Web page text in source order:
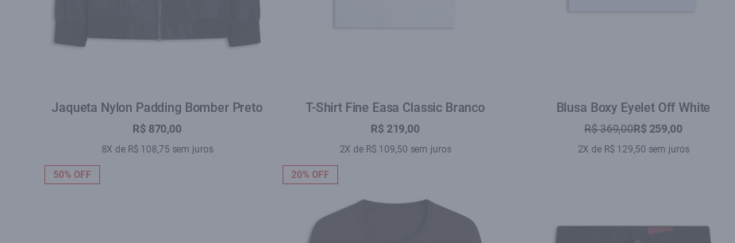
Jaqueta Nylon Padding Bomber Preto
R$ 870,00
8X de R$ 108,75 sem juros
T-Shirt Fine Easa Classic Branco
R$ 219,00
2X de R$ 109,50 sem juros
Blusa Boxy Eyelet Off White
R$ 369,00R$ 259,00
2X de R$ 129,50 sem juros
50% OFF 20% OFF